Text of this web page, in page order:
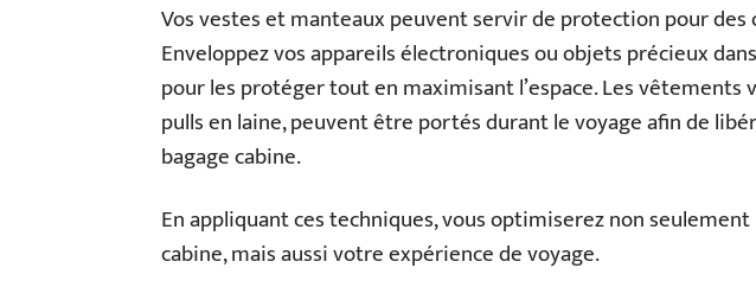
Vos vestes et manteaux peuvent servir de protection pour des
Enveloppez vos appareils électroniques ou objets précieux
pour les protéger tout en maximisant l’espace. Les vêtements
pulls en laine, peuvent être portés durant le voyage afin de
bagage cabine.
En appliquant ces techniques, vous optimiserez non seulement
cabine, mais aussi votre expérience de voyage.